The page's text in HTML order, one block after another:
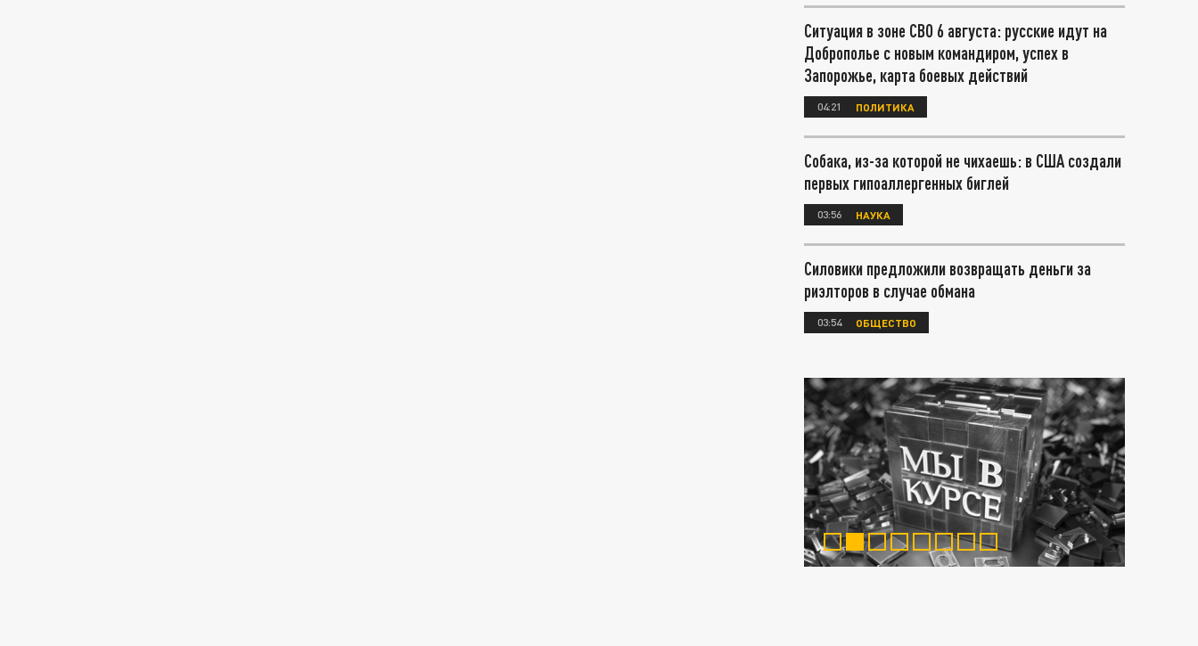
Ситуация в зоне СВО 6 августа: русские идут на
Доброполье с новым командиром, успех в
Запорожье, карта боевых действий
04:21 ПОЛИТИКА
Собака, из-за которой не чихаешь: в США создали
первых гипоаллергенных биглей
03:56 НАУКА
Силовики предложили возвращать деньги за
риэлторов в случае обмана
03:54 ОБЩЕСТВО